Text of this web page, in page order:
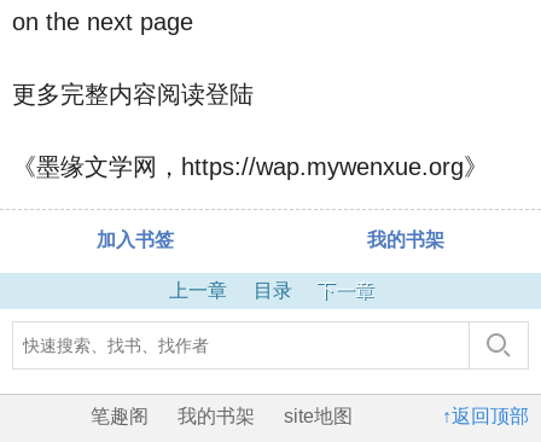
on the next page
更多完整内容阅读登陆
《墨缘文学网，https://wap.mywenxue.org》
加入书签 我的书架
上一章 目录 下一章
↑返回顶部
笔趣阁 我的书架 site地图